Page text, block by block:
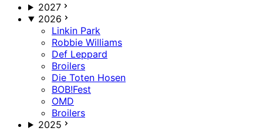
2027
2026
Linkin Park
Robbie Williams
Def Leppard
Broilers
Die Toten Hosen
BOB!Fest
OMD
Broilers
2025